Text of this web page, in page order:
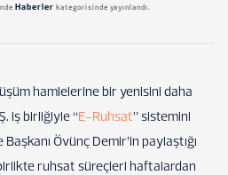
Haberler kategorisinde yayınlandı.
hamlelerine bir yenisini daha
iş birliğiyle “E-Ruhsat” sistemini
Başkanı Övünç Demir’in paylaştığı
ruhsat süreçleri haftalardan